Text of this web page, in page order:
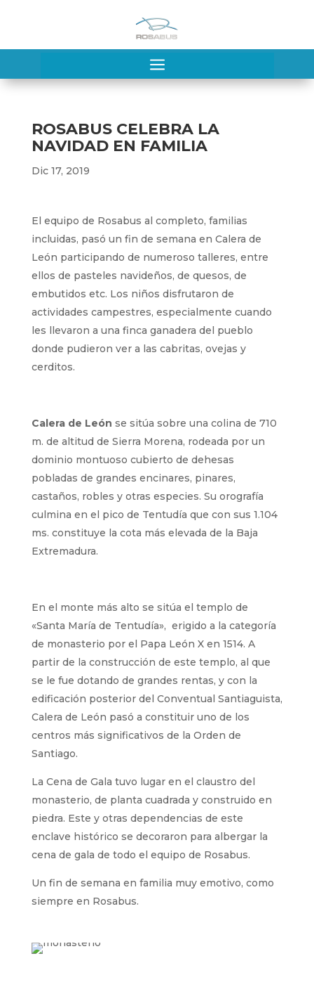
a
ROSABUS CELEBRA LA
NAVIDAD EN FAMILIA
Dic 17, 2019
El equipo de Rosabus al completo, familias
incluidas, pasó un fin de semana en Calera de
León participando de numeroso talleres, entre
ellos de pasteles navideños, de quesos, de
embutidos etc. Los niños disfrutaron de
actividades campestres, especialmente cuando
les llevaron a una finca ganadera del pueblo
donde pudieron ver a las cabritas, ovejas y
cerditos.
Calera de León se sitúa sobre una colina de 710
m. de altitud de Sierra Morena, rodeada por un
dominio montuoso cubierto de dehesas
pobladas de grandes encinares, pinares,
castaños, robles y otras especies. Su orografía
culmina en el pico de Tentudía que con sus 1.104
ms. constituye la cota más elevada de la Baja
Extremadura.
En el monte más alto se sitúa el templo de
«Santa María de Tentudía», erigido a la categoría
de monasterio por el Papa León X en 1514. A
partir de la construcción de este templo, al que
se le fue dotando de grandes rentas, y con la
edificación posterior del Conventual Santiaguista,
Calera de León pasó a constituir uno de los
centros más significativos de la Orden de
Santiago.
La Cena de Gala tuvo lugar en el claustro del
monasterio, de planta cuadrada y construido en
piedra. Este y otras dependencias de este
enclave histórico se decoraron para albergar la
cena de gala de todo el equipo de Rosabus.
Un fin de semana en familia muy emotivo, como
siempre en Rosabus.